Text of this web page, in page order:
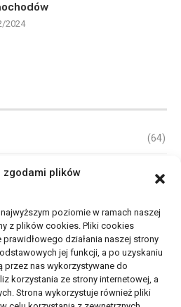
zgodami plików
poziomie w ramach naszej
z plików cookies. Pliki cookies
działania naszej strony
jej funkcji, a po uzyskaniu
nas wykorzystywane do
korzystania ze strony internetowej, a
Strona wykorzystuje również pliki
2024
(64)
(33)
(105)